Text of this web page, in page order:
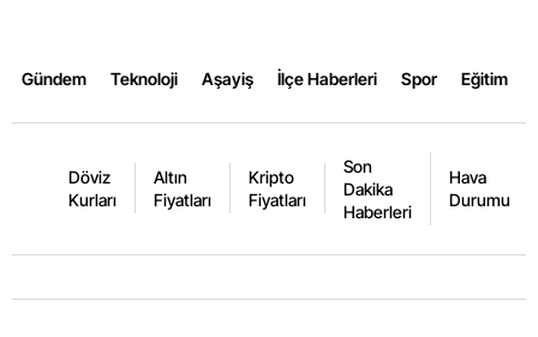
Tokat
Tunceli
Şanlıurfa
Gündem Teknoloji Aşayiş İlçe Haberleri Spor Eğitim
Döviz
Kurları
Altın
Fiyatları
Kripto
Fiyatları
Son
Dakika
Haberleri
Hava
Durumu